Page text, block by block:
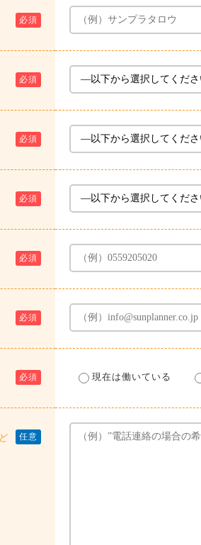
必須
必須
必須
必須
必須
必須
必須 現在は働いている
任意